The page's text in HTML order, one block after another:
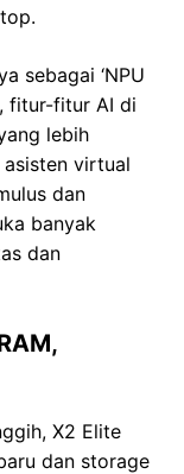
sebagai ‘NPU
fitur-fitur AI di
lebih
virtual
dan
banyak
dan
X2 Elite
dan storage